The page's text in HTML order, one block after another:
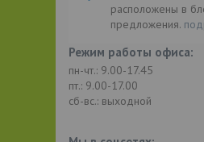
расположены в
предложения.
Режим работы офиса:
пн-чт.: 9.00-17.45
пт.: 9.00-17.00
сб-вс.: выходной